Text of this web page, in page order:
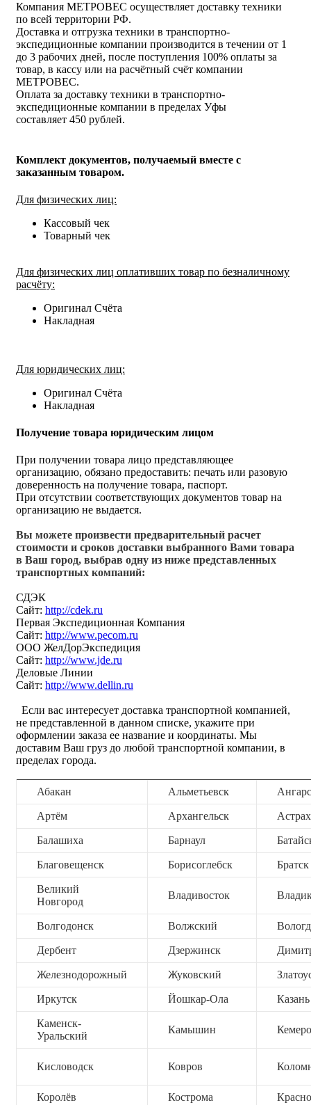
Компания МЕТРОВЕС осуществляет доставку техники
по всей территории РФ.
Доставка и отгрузка техники в транспортно-
экспедиционные компании производится в течении от 1
до 3 рабочих дней, после поступления 100% оплаты за
товар, в кассу или на расчётный счёт компании
МЕТРОВЕС.
Оплата за доставку техники в транспортно-
экспедиционные компании в пределах Уфы
составляет 450 рублей.
Комплект документов, получаемый вместе с
заказанным товаром.
Для физических лиц:
Кассовый чек
Товарный чек
Для физических лиц оплативших товар по безналичному
расчёту:
Оригинал Счёта
Накладная
Для юридических лиц:
Оригинал Счёта
Накладная
Получение товара юридическим лицом
При получении товара лицо представляющее
организацию, обязано предоставить: печать или разовую
доверенность на получение товара, паспорт.
При отсутствии соответствующих документов товар на
организацию не выдается.
Вы можете произвести предварительный расчет
стоимости и сроков доставки выбранного Вами товара
в Ваш город, выбрав одну из ниже представленных
транспортных компаний:
СДЭК
Сайт: http://cdek.ru
Первая Экспедиционная Компания
Сайт: http://www.pecom.ru
ООО ЖелДорЭкспедиция
Сайт: http://www.jde.ru
Деловые Линии
Сайт: http://www.dellin.ru
Если вас интересует доставка транспортной компанией,
не представленной в данном списке, укажите при
оформлении заказа ее название и координаты. Мы
доставим Ваш груз до любой транспортной компании, в
пределах города.
Абакан Альметьевск
Артём Архангельск
Балашиха Барнаул
Благовещенск Борисоглебск Братск
Великий
Новгород
Владивосток
Волгодонск Волжский
Дербент Дзержинск
Железнодорожный Жуковский
Иркутск Йошкар-Ола Казань
Каменск-
Уральский
Камышин
Кисловодск Ковров
Королёв Кострома